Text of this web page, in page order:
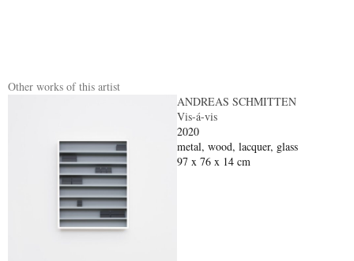
Other works of this artist
ANDREAS SCHMITTEN
Vis-á-vis
2020
metal, wood, lacquer, glass
97 x 76 x 14 cm